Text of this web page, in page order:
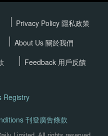
Privacy Policy 隱私政策
About Us 關於我們
Feedback 用戶反饋
Registry
刊登廣告條款